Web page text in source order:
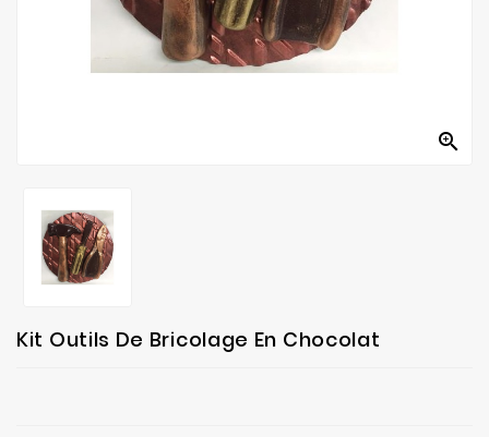

Kit Outils De Bricolage En Chocolat